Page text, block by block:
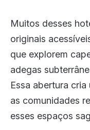
Muitos desses
originais
que explorem
adegas
Essa abertura
as comunidades
esses espaços